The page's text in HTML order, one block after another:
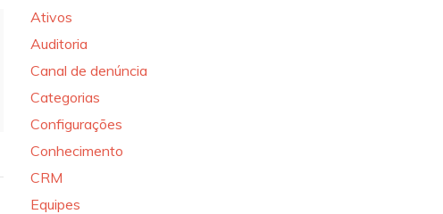
Ativos
Auditoria
Canal de denúncia
Categorias
Configurações
Conhecimento
CRM
Equipes